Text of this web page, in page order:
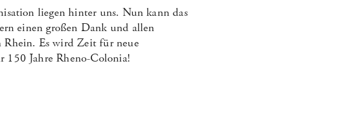
liegen hinter uns. Nun kann das
einen großen Dank und allen
Rhein. Es wird Zeit für neue
150 Jahre Rheno-Colonia!